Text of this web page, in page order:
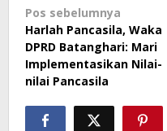
Navigasi
pos
Pos sebelumnya
Harlah Pancasila, Waka
DPRD Batanghari: Mari
Implementasikan Nilai-
nilai Pancasila